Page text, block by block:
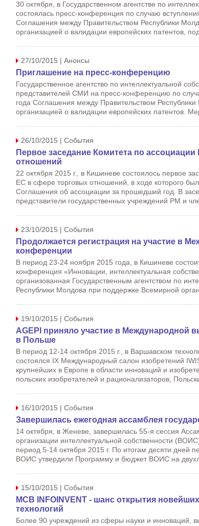
30 октября, в Государственном агентстве по
состоялась пресс-конференция по случаю
Соглашения между Правительством Республики
организацией о валидации европейских патентов,
27/10/2015 | Анонсы
Приглашение на пресс-конференцию
Государственное агентство по интеллектуальной
представителей СМИ на пресс-конференцию по
года Соглашения между Правительством
организацией о валидации европейских патентов.
26/10/2015 | События
Первое заседание Комитета по
отношений
22 октября 2015 г., в Кишиневе состоялось первое
ЕС в сфере торговых отношений, в ходе которого
Соглашения об ассоциации за прошедший год. В
представители государственных учреждений РМ и
23/10/2015 | События
Продолжается регистрация на участие в
конференции
В период 23-24 ноября 2015 года, в Кишиневе
конференция «Инновации, интеллектуальная
организованная Государственным агентством по
Республики Молдова при поддержке Всемирной
19/10/2015 | События
AGEPI приняло участие в Международной
в Польше
В период 12-14 октября 2015 г., в Варшавском
состоялся IX Международный салон изобретений
крупнейших в Европе в области инноваций и
польских изобретателей и рационализаторов,
16/10/2015 | События
Завершилась ежегодная ассамблея
14 октября, в Женеве, завершилась 55-я сессия
организации интеллектуальной собственности
период 5-14 октября 2015 г. По итогам десяти дней
ВОИС утвердили Программу и бюджет ВОИС на
15/10/2015 | События
МСВ INFOINVENT - шанс открытия
технологий
Более 90 учреждений из сферы науки и инноваций,